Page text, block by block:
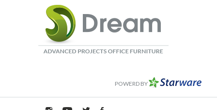
POWERD BY